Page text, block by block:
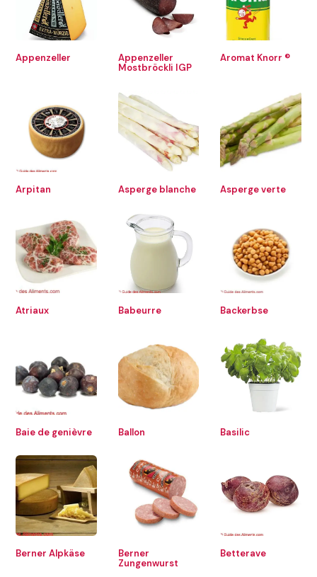
Appenzeller
Appenzeller
Mostbröckli IGP
Aromat Knorr ®
Arpitan Asperge blanche Asperge verte
Atriaux Babeurre Backerbse
Baie de genièvre Ballon Basilic
Berner Alpkäse
Berner
Zungenwurst
Betterave